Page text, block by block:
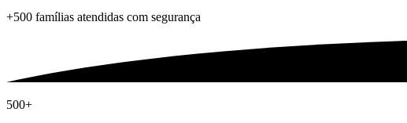
+500 famílias atendidas com segurança
500+